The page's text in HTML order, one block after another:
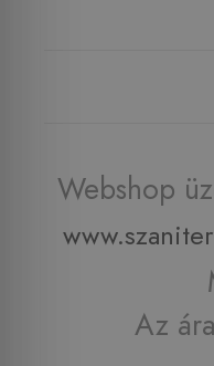
Webshop
Az